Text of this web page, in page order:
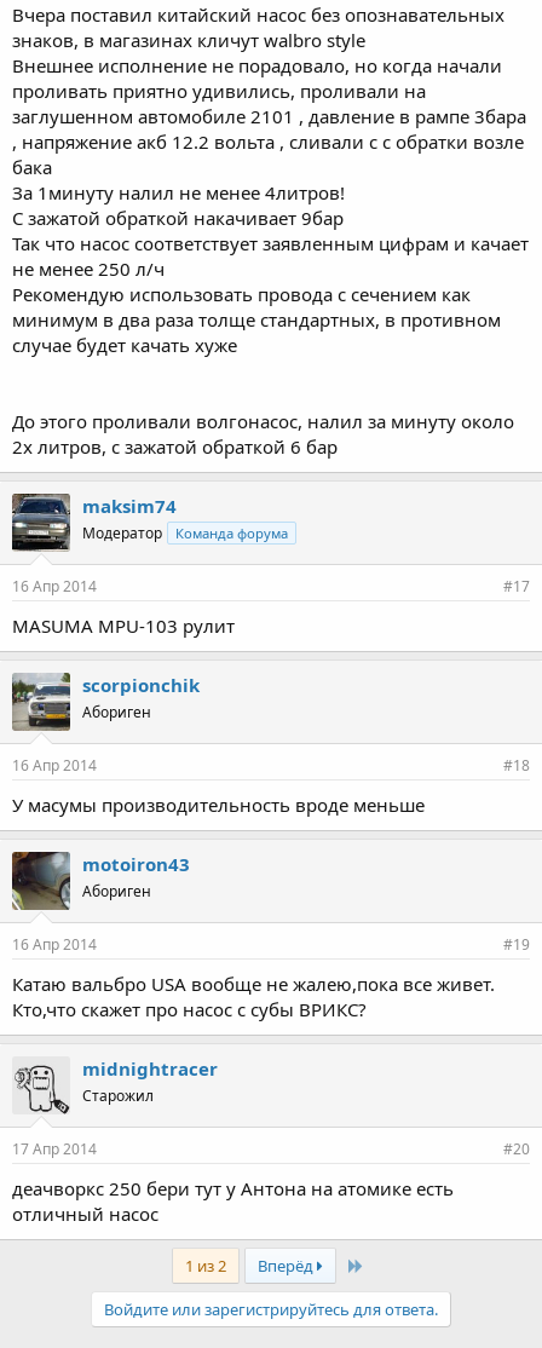
Вчера поставил китайский насос без опознавательных
знаков, в магазинах кличут walbro style
Внешнее исполнение не порадовало, но когда начали
проливать приятно удивились, проливали на
заглушенном автомобиле 2101 , давление в рампе 3бара
, напряжение акб 12.2 вольта , сливали с с обратки возле
бака
За 1минуту налил не менее 4литров!
С зажатой обраткой накачивает 9бар
Так что насос соответствует заявленным цифрам и качает
не менее 250 л/ч
Рекомендую использовать провода с сечением как
минимум в два раза толще стандартных, в противном
случае будет качать хуже
До этого проливали волгонасос, налил за минуту около
2х литров, с зажатой обраткой 6 бар
maksim74
Модератор Команда форума
16 Апр 2014 #17
MASUMA MPU-103 рулит
scorpionchik
Абориген
16 Апр 2014 #18
У масумы производительность вроде меньше
motoiron43
Абориген
16 Апр 2014 #19
Катаю вальбро USA вообще не жалею,пока все живет.
Кто,что скажет про насос с субы ВРИКС?
midnightracer
Старожил
17 Апр 2014 #20
деачворкс 250 бери тут у Антона на атомике есть
отличный насос
1 из 2 Вперёд Last
Войдите или зарегистрируйтесь для ответа.